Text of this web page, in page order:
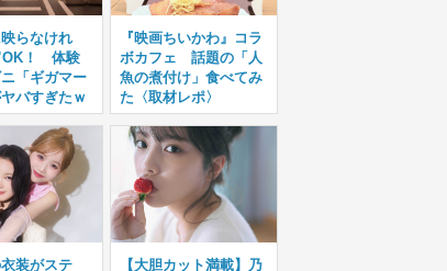
らなけれ
！ 体験
「ギガマー
ヤバすぎたｗ
『映画ちいかわ』コラ
ボカフェ 話題の「人
魚の煮付け」食べてみ
た〈取材レポ〉
装がステ 【大胆カット満載】乃